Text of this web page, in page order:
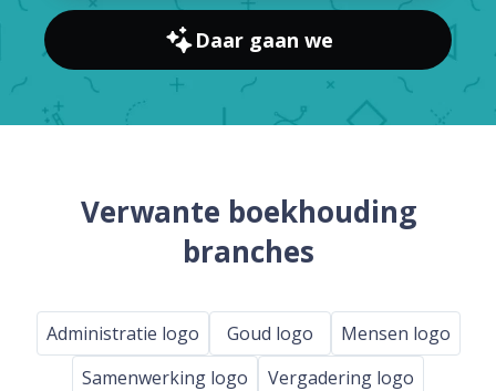
Daar gaan we
Verwante boekhouding
branches
Administratie logo Goud logo
Mensen logo
Samenwerking logo
Vergadering logo